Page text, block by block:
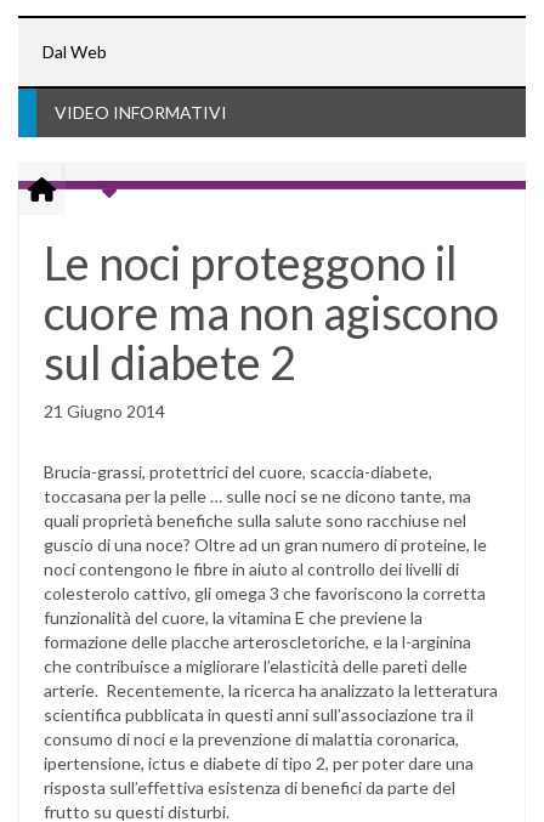
Dal Web
VIDEO INFORMATIVI
Le noci proteggono il
cuore ma non agiscono
sul diabete 2
21 Giugno 2014
Brucia-grassi, protettrici del cuore, scaccia-diabete,
toccasana per la pelle … sulle noci se ne dicono tante, ma
quali proprietà benefiche sulla salute sono racchiuse nel
guscio di una noce? Oltre ad un gran numero di proteine, le
noci contengono le fibre in aiuto al controllo dei livelli di
colesterolo cattivo, gli omega 3 che favoriscono la corretta
funzionalità del cuore, la vitamina E che previene la
formazione delle placche arteroscletoriche, e la l-arginina
che contribuisce a migliorare l’elasticità delle pareti delle
arterie. Recentemente, la ricerca ha analizzato la letteratura
scientifica pubblicata in questi anni sull’associazione tra il
consumo di noci e la prevenzione di malattia coronarica,
ipertensione, ictus e diabete di tipo 2, per poter dare una
risposta sull’effettiva esistenza di benefici da parte del
frutto su questi disturbi.